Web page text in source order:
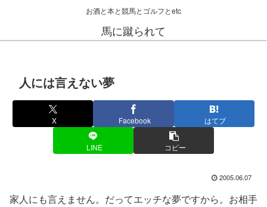
お酒と本と競馬とゴルフとetc
馬に蹴られて
人には言えない夢
X Facebook はてブ
LINE コピー
2005.06.07
家人にも言えません。だってエッチな夢ですから。お相手